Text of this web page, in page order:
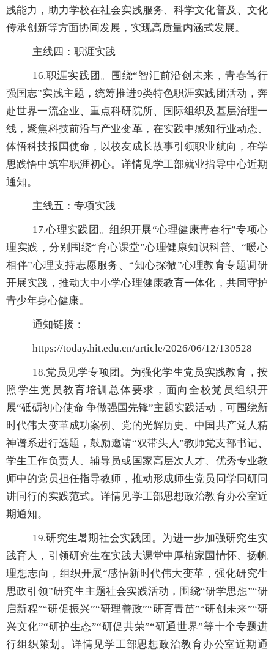
践能力，助力学校在社会实践服务、科学文化普及、文化
传承创新等方面协同发展，实现高质量内涵式发展。
主线四：职涯实践
16.职涯实践团。围 绕“智汇前沿创未来，青春笃行
强国志”实践主题，统筹推进9类特色职涯实践团活动，奔
赴世界一流企业、重点科研院所、国际组织及基层治理一
线，聚焦科技前沿与产业变革，在实践中感知行业动态、
体悟科技报国使命，以校友成长故事引领职业航向，在学
思践悟中筑牢职涯初心。详情见学工部就业指导中心近期
通知。
主线五：专项实践
17.心理实践团。组织开展“心理健康青春行”专项心
理实践，分别围绕“育心课堂”心理健康知识科普、“暖心
相伴”心理支持志愿服务、“知心探微”心理教育专题调研
开展实践，推动大中小学心理健康教育一体化，共同守护
青少年身心健康。
通知链接：
https://today.hit.edu.cn/article/2026/06/12/130528
18.党员见学专项团。为强化学生党员实践教育，按
照学生党员教育培训总体要求，面向全校党员组织开
展“砥砺初心使命 争做强国先锋”主题实践活动，可围绕新
时代伟大变革成功案例、党的光辉历史、中国共产党人精
神谱系进行选题，鼓励邀请“双带头人 ”教师党支部书记、
学生工作负责人、辅导员或国家高层次人才、优秀专业教
师中的党员担任指导教师，推动形成师生党员同学同研同
讲同行的实践范式。详情见学工部思想政治教育办公室近
期通知。
19.研究生暑期社会实践团。为进一步加强研究生实
践育人，引领研究生在实践大课堂中厚植家国情怀、扬帆
理想志向，组织开展“感悟新时代伟大变革，强化研究生
思政引领”研究生主题社会实践活动，围绕“研学思想”“研
启新程”“研促振兴”“研理善政”“研育青苗”“研创未来”“研
兴文化”“研护生态”“研促共荣”“研通世界”等十个专题进
行组织策划。详情见学工部思想政治教育办公室近期通